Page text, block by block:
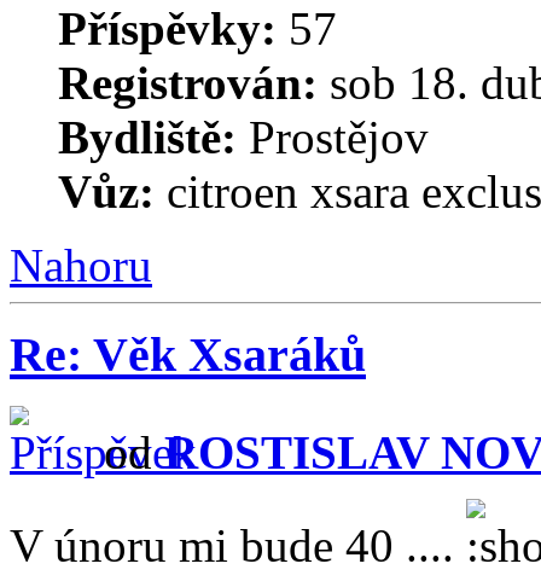
Příspěvky: 57
Registrován: sob 18.
Bydliště: Prostějov
Vůz: citroen xsara
Nahoru
Re: Věk Xsaráků
odROSTISLAV
V únoru mi bude 40 ....